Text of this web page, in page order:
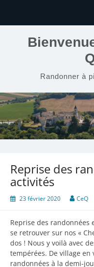
Randonner à
Reprise des
activités
23 février 2020 CeQ
Reprise des randonnées
se retrouver sur nos «
dos ! Nous y voilà avec
tempérées. De village en
randonnées à la demi-